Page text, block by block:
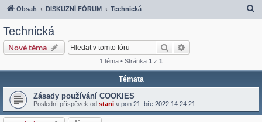
Obsah DISKUZNÍ FÓRUM Technická
Technická
Nové téma Hledat
1 téma • Stránka 1 z 1
Témata
Zásady používání COOKIES
Poslední příspěvek od stani « pon 21. bře 2022 14:24:21